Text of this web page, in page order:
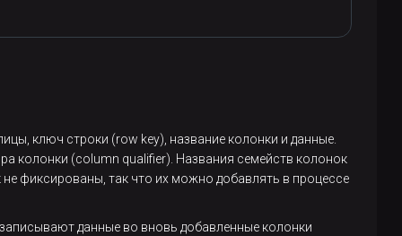
ключ строки (row key), название колонки и данные.
колонки (column qualifier). Названия семейств колонок
фиксированы, так что их можно добавлять в процессе
данные во вновь добавленные колонки